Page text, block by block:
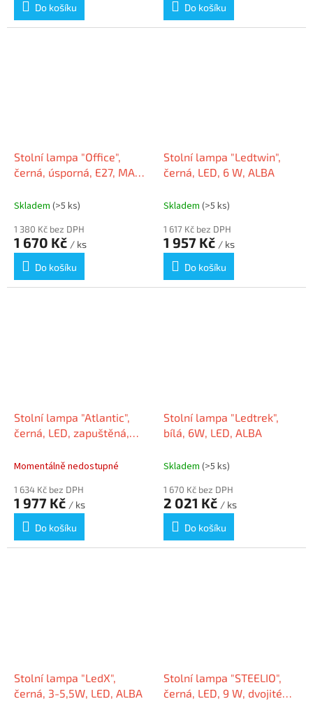
Do košíku
Do košíku
Stolní lampa "Office",
černá, úsporná, E27, MAUL
Skladem (>5 ks)
1 380 Kč bez DPH
1 670 Kč / ks
Do košíku
Stolní lampa "Ledtwin",
černá, LED, 6 W, ALBA
Skladem (>5 ks)
1 617 Kč bez DPH
1 957 Kč / ks
Do košíku
Stolní lampa "Atlantic",
černá, LED, zapuštěná,
Momentálně nedostupné
1 634 Kč bez DPH
1 977 Kč / ks
Do košíku
Stolní lampa "Ledtrek",
bílá, 6W, LED, ALBA
Skladem (>5 ks)
1 670 Kč bez DPH
2 021 Kč / ks
Do košíku
Stolní lampa "LedX",
černá, 3-5,5W, LED, ALBA
Stolní lampa "STEELIO",
černá, LED, 9 W, dvojité